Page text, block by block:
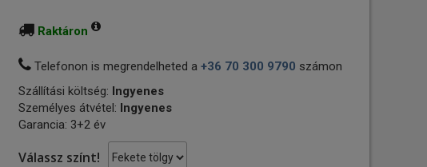
Raktáron
Telefonon is megrendelheted a+36 70 300 9790 számon
Szállítási költség: Ingyenes
Személyes átvétel: Ingyenes
Garancia: 3+2 év
Válassz színt!